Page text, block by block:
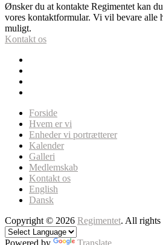
Ønsker du at kontakte Regimentet kan
vores kontaktformular. Vi vil bevare alle
muligt.
Kontakt os
Forside
Hvem er vi
Enheder vi portrætterer
Kalender
Galleri
Medlemskab
Kontakt os
English
Dansk
Copyright © 2026 Regimentet. All rights
Powered by Translate